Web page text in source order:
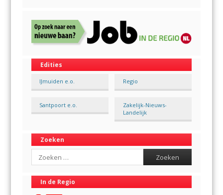
Edities
IJmuiden e.o. Regio
Santpoort e.o.
Zakelijk-Nieuws-
Landelijk
Zoeken
Search
In de Regio